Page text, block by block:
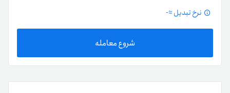
نرخ تبدیل ≈-
شروع معامله